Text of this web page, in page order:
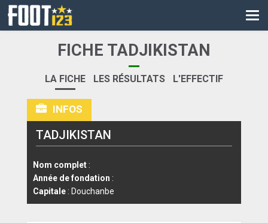
CM
LIGUE DES CHAMPIONS
PALMARÈS
LES DIRECTS
LIGUE 1
LIGUE 2
FICHE TADJIKISTAN
LA FICHE LES RÉSULTATS L'EFFECTIF
INFOS
TADJIKISTAN
Nom complet :
Année de fondation :
Capitale : Douchanbe